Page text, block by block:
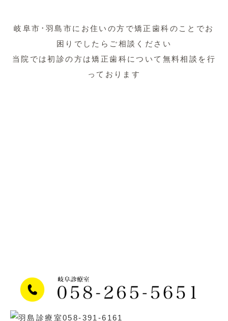
岐阜市･羽島市にお住いの方で矯正歯科のことでお
困りでしたらご相談ください
当院では初診の方は矯正歯科について無料相談を行
っております